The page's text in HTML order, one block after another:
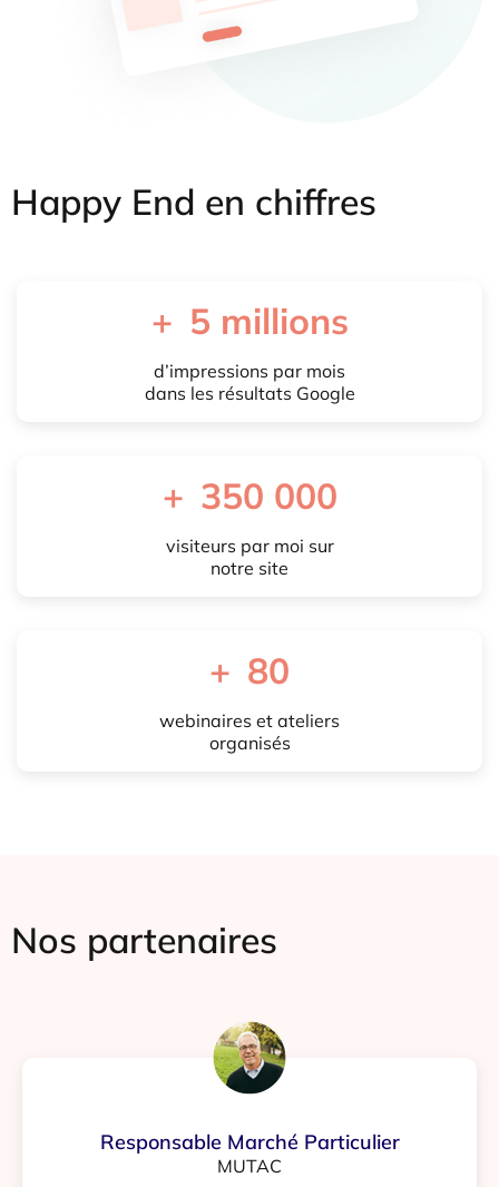
Happy End en chiffres
d’impressions par mois
dans les résultats Google
+ 5 millions
visiteurs par moi sur
notre site
+ 350 000
webinaires et ateliers
organisés
+ 80
Nos partenaires
Responsable Marché Particulier
MUTAC